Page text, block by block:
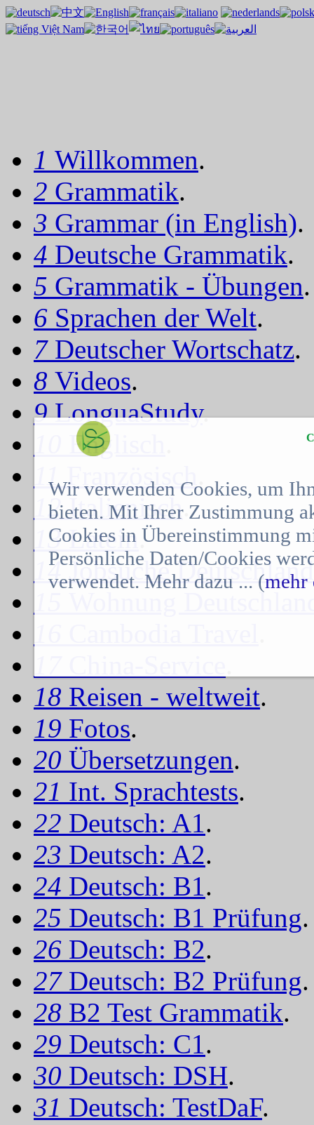
1 Willkommen.
2 Grammatik.
3 Grammar (in English).
4 Deutsche Grammatik.
5 Grammatik - Übungen.
6 Sprachen der Welt.
7 Deutscher Wortschatz.
8 Videos.
9LonguaStudy.
Englisch
11Französisch
12Italienisch.
13Latein.
14Jobsuche Deutschland
Wohnung
18 Reisen - weltweit.
19 Fotos.
20 Übersetzungen.
21 Int. Sprachtests.
22 Deutsch: A1.
23 Deutsch: A2.
24 Deutsch: B1.
25 Deutsch: B1 Prüfung.
26 Deutsch: B2.
27 Deutsch: B2 Prüfung.
28 B2 Test Grammatik.
29 Deutsch: C1.
30 Deutsch: DSH.
31 Deutsch: TestDaF.
Wir verwenden Cookies, um
bieten. Mit Ihrer Zustimmung
Cookies in Übereinstimmung
Persönliche Daten/Cookies
verwendet. Mehr dazu ... (mehr